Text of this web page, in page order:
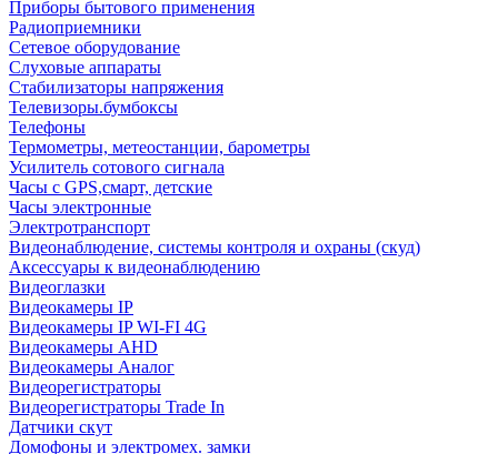
Приборы бытового применения
Радиоприемники
Сетевое оборудование
Слуховые аппараты
Стабилизаторы напряжения
Телевизоры.бумбоксы
Телефоны
Термометры, метеостанции, барометры
Усилитель сотового сигнала
Часы с GPS,смарт, детские
Часы электронные
Электротранспорт
Видеонаблюдение, системы контроля и охраны (скуд)
Аксессуары к видеонаблюдению
Видеоглазки
Видеокамеры IP
Видеокамеры IP WI-FI 4G
Видеокамеры AHD
Видеокамеры Аналог
Видеорегистраторы
Видеорегистраторы Trade In
Датчики скут
Домофоны и электромех. замки